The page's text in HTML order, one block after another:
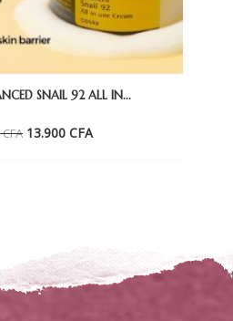
SNAIL 92 ALL IN...
CFA Le
13.900 CFALe